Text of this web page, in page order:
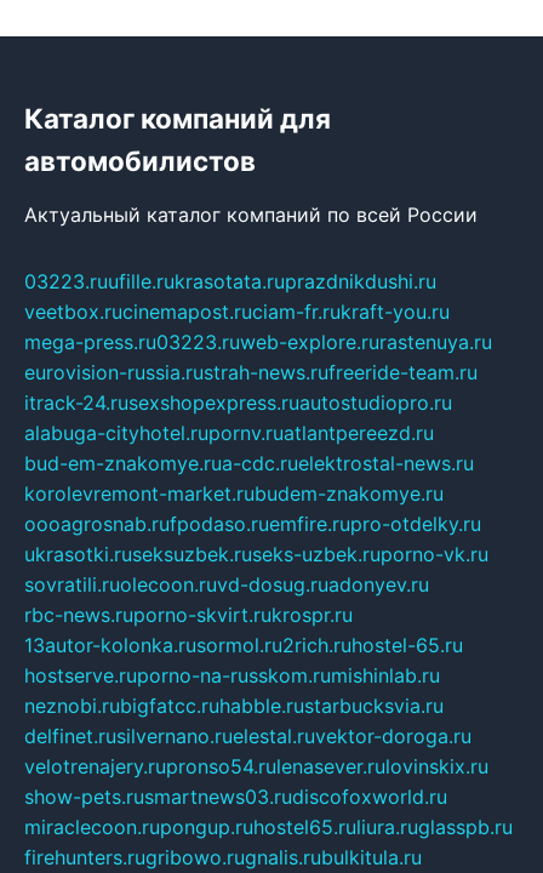
Каталог компаний для
автомобилистов
Актуальный каталог компаний по всей России
03223.ruufille.rukrasotata.ruprazdnikdushi.ru
veetbox.rucinemapost.ruciam-fr.rukraft-you.ru
mega-press.ru03223.ruweb-explore.rurastenuya.ru
eurovision-russia.rustrah-news.rufreeride-team.ru
itrack-24.rusexshopexpress.ruautostudiopro.ru
alabuga-cityhotel.rupornv.ruatlantpereezd.ru
bud-em-znakomye.rua-cdc.ruelektrostal-news.ru
korolevremont-market.rubudem-znakomye.ru
oooagrosnab.rufpodaso.ruemfire.rupro-otdelky.ru
ukrasotki.ruseksuzbek.ruseks-uzbek.ruporno-vk.ru
sovratili.ruolecoon.ruvd-dosug.ruadonyev.ru
rbc-news.ruporno-skvirt.rukrospr.ru
13autor-kolonka.rusormol.ru2rich.ruhostel-65.ru
hostserve.ruporno-na-russkom.rumishinlab.ru
neznobi.rubigfatcc.ruhabble.rustarbucksvia.ru
delfinet.rusilvernano.ruelestal.ruvektor-doroga.ru
velotrenajery.rupronso54.rulenasever.rulovinskix.ru
show-pets.rusmartnews03.rudiscofoxworld.ru
miraclecoon.rupongup.ruhostel65.ruliura.ruglasspb.ru
firehunters.rugribowo.rugnalis.rubulkitula.ru